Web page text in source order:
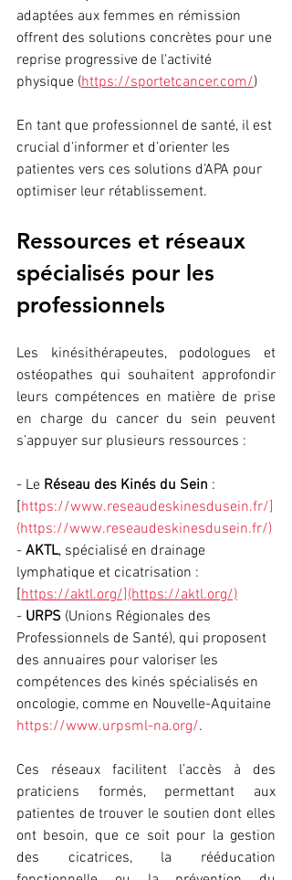
adaptées aux femmes en rémission
offrent des solutions concrètes pour une
reprise progressive de l'activité
physique (https://sportetcancer.com/)
En tant que professionnel de santé, il est
crucial d'informer et d’orienter les
patientes vers ces solutions d'APA pour
optimiser leur rétablissement.
Ressources et réseaux
spécialisés pour les
professionnels
Les kinésithérapeutes, podologues et
ostéopathes qui souhaitent approfondir
leurs compétences en matière de prise
en charge du cancer du sein peuvent
s’appuyer sur plusieurs ressources :
- Le Réseau des Kinés du Sein :
[https://www.reseaudeskinesdusein.fr/]
(https://www.reseaudeskinesdusein.fr/)
- AKTL, spécialisé en drainage
lymphatique et cicatrisation :
[https://aktl.org/](https://aktl.org/)
- URPS (Unions Régionales des
Professionnels de Santé), qui proposent
des annuaires pour valoriser les
compétences des kinés spécialisés en
oncologie, comme en Nouvelle-Aquitaine
https://www.urpsml-na.org/.
Ces réseaux facilitent l’accès à des
praticiens formés, permettant aux
patientes de trouver le soutien dont elles
ont besoin, que ce soit pour la gestion
des cicatrices, la rééducation